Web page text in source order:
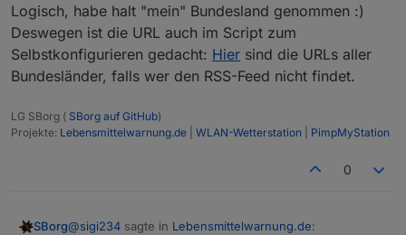
...und zu spät...
Logisch, habe halt "mein" Bundesland genommen :)
Deswegen ist die URL auch im Script zum
Selbstkonfigurieren gedacht: Hier sind die URLs aller
Bundesländer, falls wer den RSS-Feed nicht findet.
LG SBorg ( SBorg auf GitHub)
Projekte: Lebensmittelwarnung.de WLAN-Wetterstation PimpMyStation
0
SBorg@sigi234 sagte in Lebensmittelwarnung.de: